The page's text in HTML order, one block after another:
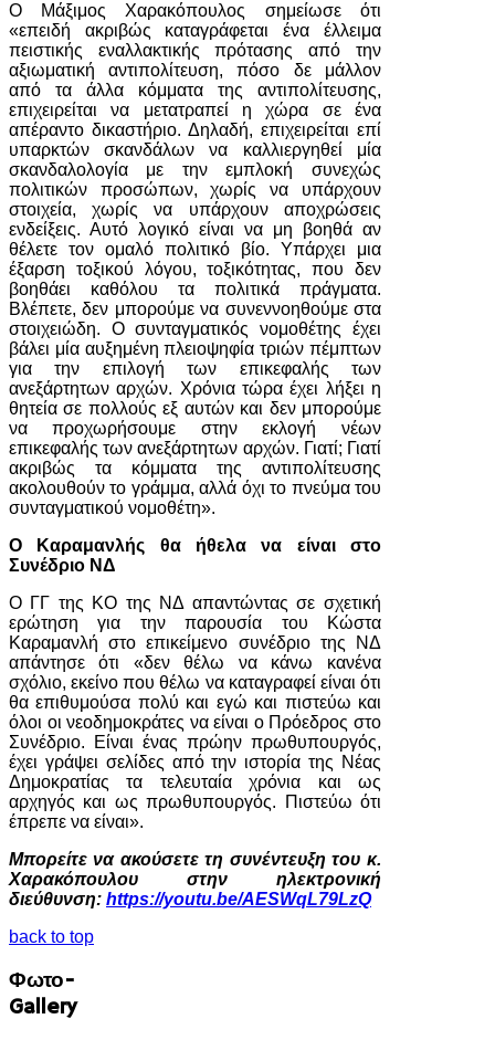
Ο Μάξιμος Χαρακόπουλος σημείωσε ότι
«επειδή ακριβώς καταγράφεται ένα έλλειμα
πειστικής εναλλακτικής πρότασης από την
αξιωματική αντιπολίτευση, πόσο δε μάλλον
από τα άλλα κόμματα της αντιπολίτευσης,
επιχειρείται να μετατραπεί η χώρα σε ένα
απέραντο δικαστήριο. Δηλαδή, επιχειρείται επί
υπαρκτών σκανδάλων να καλλιεργηθεί μία
σκανδαλολογία με την εμπλοκή συνεχώς
πολιτικών προσώπων, χωρίς να υπάρχουν
στοιχεία, χωρίς να υπάρχουν αποχρώσεις
ενδείξεις. Αυτό λογικό είναι να μη βοηθά αν
θέλετε τον ομαλό πολιτικό βίο. Υπάρχει μια
έξαρση τοξικού λόγου, τοξικότητας, που δεν
βοηθάει καθόλου τα πολιτικά πράγματα.
Βλέπετε, δεν μπορούμε να συνεννοηθούμε στα
στοιχειώδη. Ο συνταγματικός νομοθέτης έχει
βάλει μία αυξημένη πλειοψηφία τριών πέμπτων
για την επιλογή των επικεφαλής των
ανεξάρτητων αρχών. Χρόνια τώρα έχει λήξει η
θητεία σε πολλούς εξ αυτών και δεν μπορούμε
να προχωρήσουμε στην εκλογή νέων
επικεφαλής των ανεξάρτητων αρχών. Γιατί; Γιατί
ακριβώς τα κόμματα της αντιπολίτευσης
ακολουθούν το γράμμα, αλλά όχι το πνεύμα του
συνταγματικού νομοθέτη».
Ο Καραμανλής θα ήθελα να είναι στο
Συνέδριο ΝΔ
Ο ΓΓ της ΚΟ της ΝΔ απαντώντας σε σχετική
ερώτηση για την παρουσία του Κώστα
Καραμανλή στο επικείμενο συνέδριο της ΝΔ
απάντησε ότι «δεν θέλω να κάνω κανένα
σχόλιο, εκείνο που θέλω να καταγραφεί είναι ότι
θα επιθυμούσα πολύ και εγώ και πιστεύω και
όλοι οι νεοδημοκράτες να είναι ο Πρόεδρος στο
Συνέδριο. Είναι ένας πρώην πρωθυπουργός,
έχει γράψει σελίδες από την ιστορία της Νέας
Δημοκρατίας τα τελευταία χρόνια και ως
αρχηγός και ως πρωθυπουργός. Πιστεύω ότι
έπρεπε να είναι».
Μπορείτε να ακούσετε τη συνέντευξη του κ.
Χαρακόπουλου στην ηλεκτρονική
διεύθυνση: https://youtu.be/AESWqL79LzQ
back to top
Φωτο-
Gallery